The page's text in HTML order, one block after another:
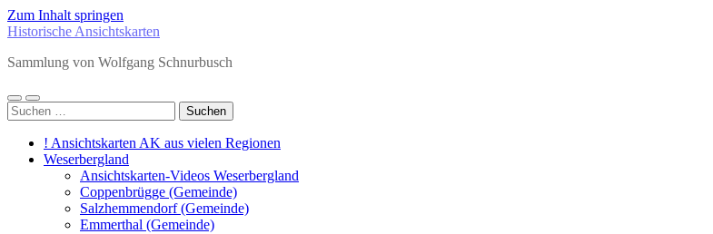
Zum Inhalt springen
Historische Ansichtskarten
Sammlung von Wolfgang Schnurbusch
Mobile-
Menü
Suchfeld
ein-/ausblenden
Suchen
nach:
! Ansichtskarten AK aus vielen Regionen
Weserbergland
Ansichtskarten-Videos Weserbergland
Coppenbrügge (Gemeinde)
Salzhemmendorf (Gemeinde)
Emmerthal (Gemeinde)